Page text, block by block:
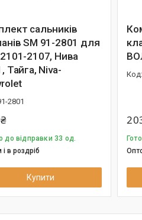
сальників
SM 91-2801 для
2107, Нива
Тайга, Niva-
2801
до відправки 33 од.
в роздріб
Купити